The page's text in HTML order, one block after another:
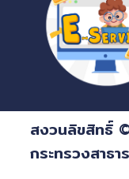
สงวนลิขสิทธิ์
กระทรวงสาธ